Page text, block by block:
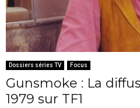
Dossiers séries TV Focus
Gunsmoke : La
1979 sur TF1